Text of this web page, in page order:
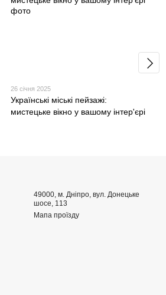
26 січня 2025
Українські міські пейзажі:
мистецьке вікно у вашому інтер'єрі
49000, м. Дніпро, вул. Донецьке
шосе, 113
Мапа проїзду